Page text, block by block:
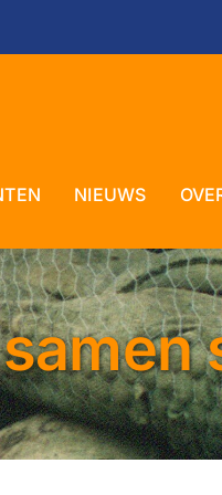
NIEUWS